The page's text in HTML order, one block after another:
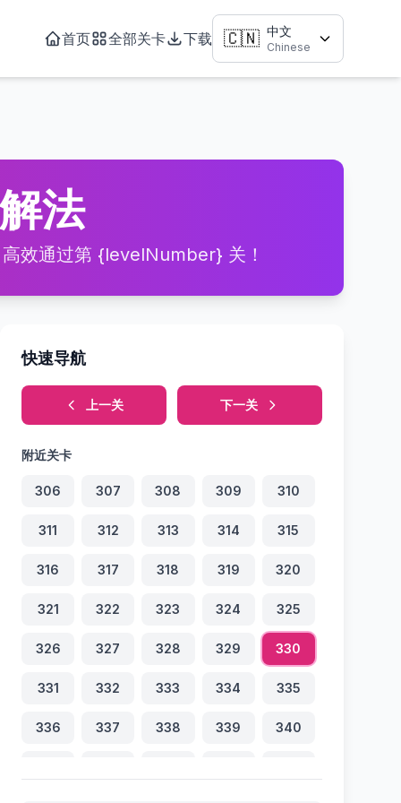
首页 全部关卡 下载 🇨🇳 中文
Chinese
法
效通过第 {levelNumber} 关！
快速导航
上一关 下一关
附近关卡
306 307 308 309 310
311 312 313 314 315
316 317 318 319 320
321 322 323 324 325
326 327 328 329 330
331 332 333 334 335
336 337 338 339 340